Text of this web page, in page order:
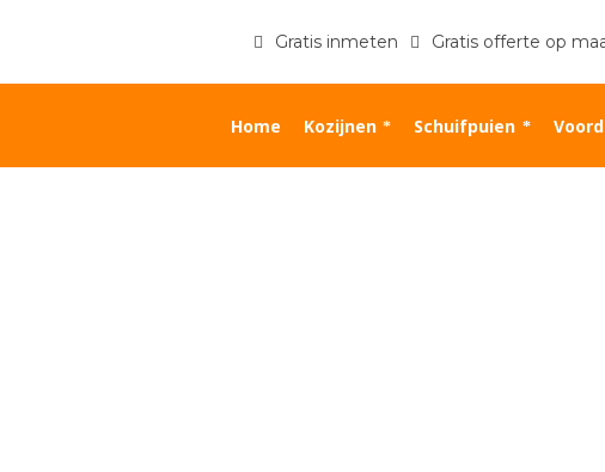
Gratis inmeten Gratis offerte op
Home Kozijnen Schuifpuien